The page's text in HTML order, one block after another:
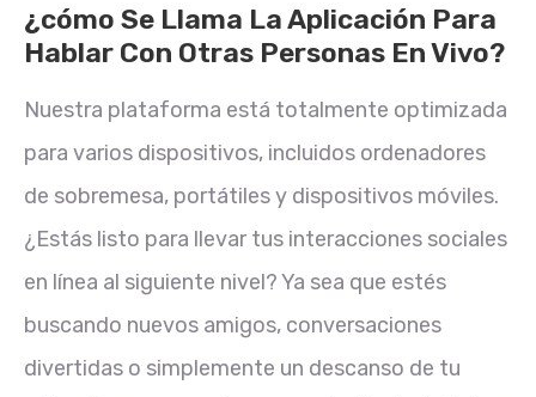
¿cómo Se Llama La Aplicación Para
Hablar Con Otras Personas En Vivo?
Nuestra plataforma está totalmente optimizada
para varios dispositivos, incluidos ordenadores
de sobremesa, portátiles y dispositivos móviles.
¿Estás listo para llevar tus interacciones sociales
en línea al siguiente nivel? Ya sea que estés
buscando nuevos amigos, conversaciones
divertidas o simplemente un descanso de tu